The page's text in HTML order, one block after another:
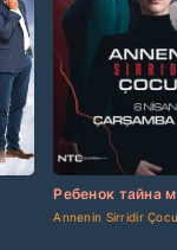
Ребенок тайна
Annenin Sirridir
[updated] [/